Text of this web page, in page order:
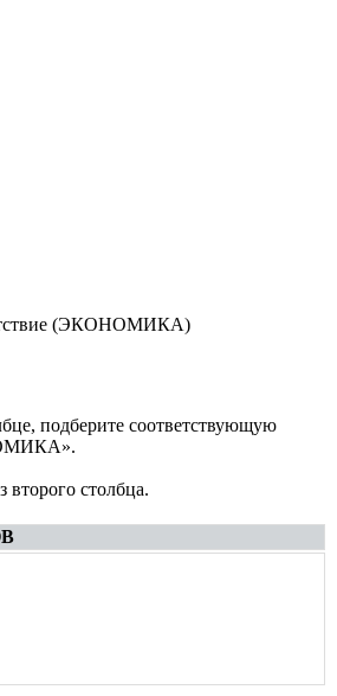
(ЭКОНОМИКА)
подберите соответствующую
столбца.